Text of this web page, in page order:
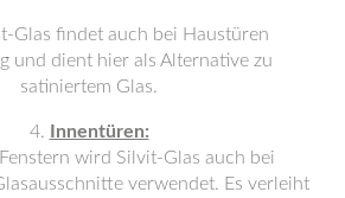
Glas findet auch bei Haustüren
und dient hier als Alternative zu
satiniertem Glas.
Innentüren:
wird Silvit-Glas auch bei
verwendet. Es verleiht